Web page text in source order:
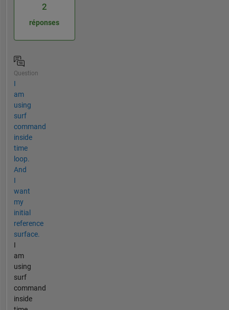
2
réponses
Question
I
am
using
surf
command
inside
time
loop.
And
I
want
my
initial
reference
surface.
I
am
using
surf
command
inside